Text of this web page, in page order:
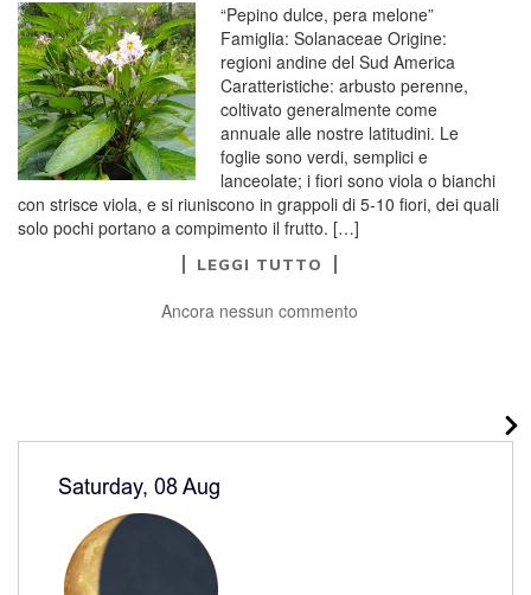
“Pepino dulce, pera melone”
Famiglia: Solanaceae Origine:
regioni andine del Sud America
Caratteristiche: arbusto perenne,
coltivato generalmente come
annuale alle nostre latitudini. Le
foglie sono verdi, semplici e
lanceolate; i fiori sono viola o bianchi
con strisce viola, e si riuniscono in grappoli di 5-10 fiori, dei quali
solo pochi portano a compimento il frutto. […]
LEGGI TUTTO
Ancora nessun commento